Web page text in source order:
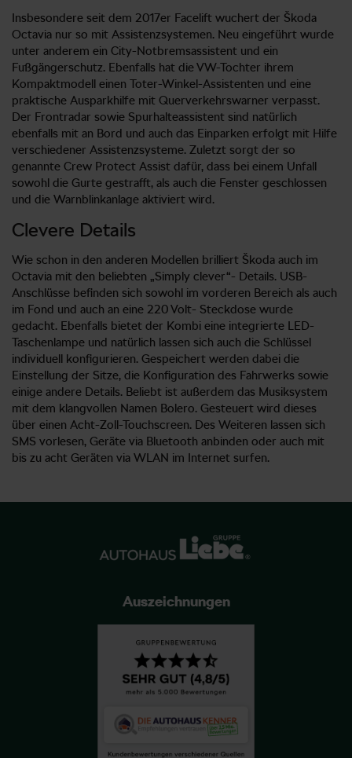
Insbesondere seit dem 2017er Facelift wuchert der Škoda
Octavia nur so mit Assistenzsystemen. Neu eingeführt wurde
unter anderem ein City-Notbremsassistent und ein
Fußgängerschutz. Ebenfalls hat die VW-Tochter ihrem
Kompaktmodell einen Toter-Winkel-Assistenten und eine
praktische Ausparkhilfe mit Querverkehrswarner verpasst.
Der Frontradar sowie Spurhalteassistent sind natürlich
ebenfalls mit an Bord und auch das Einparken erfolgt mit Hilfe
verschiedener Assistenzsysteme. Zuletzt sorgt der so
genannte Crew Protect Assist dafür, dass bei einem Unfall
sowohl die Gurte gestrafft, als auch die Fenster geschlossen
und die Warnblinkanlage aktiviert wird.
Clevere Details
Wie schon in den anderen Modellen brilliert Škoda auch im
Octavia mit den beliebten „Simply clever“- Details. USB-
Anschlüsse befinden sich sowohl im vorderen Bereich als auch
im Fond und auch an eine 220 Volt- Steckdose wurde
gedacht. Ebenfalls bietet der Kombi eine integrierte LED-
Taschenlampe und natürlich lassen sich auch die Schlüssel
individuell konfigurieren. Gespeichert werden dabei die
Einstellung der Sitze, die Konfiguration des Fahrwerks sowie
einige andere Details. Beliebt ist außerdem das Musiksystem
mit dem klangvollen Namen Bolero. Gesteuert wird dieses
über einen Acht-Zoll-Touchscreen. Des Weiteren lassen sich
SMS vorlesen, Geräte via Bluetooth anbinden oder auch mit
bis zu acht Geräten via WLAN im Internet surfen.
Auszeichnungen